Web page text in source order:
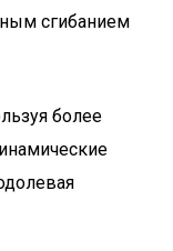
сгибанием
более